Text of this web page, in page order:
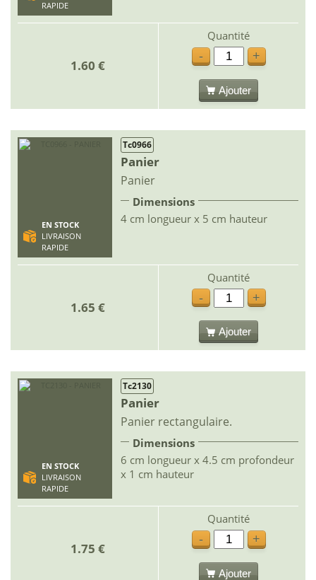
RAPIDE
1.60 €
Quantité
-
+
Ajouter
EN STOCK
LIVRAISON
RAPIDE
Tc0966
Panier
Panier
Dimensions
4 cm longueur x 5 cm hauteur
1.65 €
Quantité
-
+
Ajouter
EN STOCK
LIVRAISON
RAPIDE
Tc2130
Panier
Panier rectangulaire.
Dimensions
6 cm longueur x 4.5 cm profondeur
x 1 cm hauteur
1.75 €
Quantité
-
+
Ajouter